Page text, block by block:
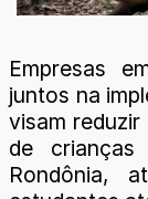
Empresas
juntos na
visam
de
Rondônia,